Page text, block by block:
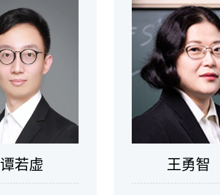
谭若虚 王勇智